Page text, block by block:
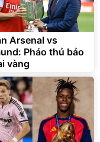
Thể OLAY
Nước Hoa Dưỡng
Sâu
đ
Arsenal vs
Pháo thủ bảo
vàng